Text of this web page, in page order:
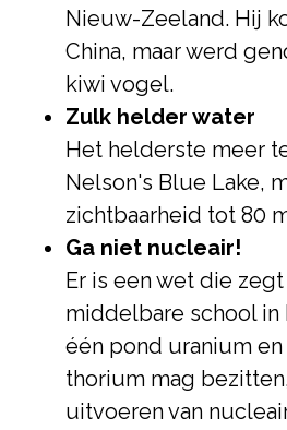
Nieuw-Zeeland. Hij
China, maar werd
kiwi vogel.
Zulk helder water
Het helderste meer
Nelson's Blue Lake,
zichtbaarheid tot 80
Ga niet nucleair!
Er is een wet die
middelbare school in
één pond uranium
thorium mag
uitvoeren van